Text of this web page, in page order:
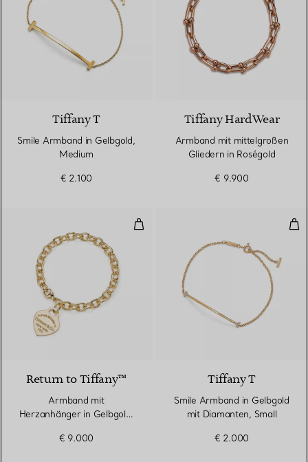
Tiffany T
Smile Armband in Gelbgold,
Medium
€ 2.100
Tiffany HardWear
Armband mit mittelgroßen
Gliedern in Roségold
€ 9.900
Armband mit Herzanhänger in
Return to Tiffany™
Armband mit
Herzanhänger in Gelbgold,
€ 9.000
Tiffany T
Smile Armband in Gelbgold
mit Diamanten, Small
€ 2.000